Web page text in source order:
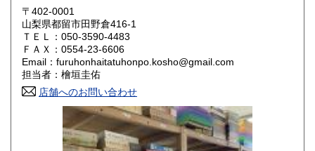
岡山県
山口県 800円
香川県 800円 愛媛県
高知県 800円
800円 長崎県
〒402-0001
山梨県都留市田野倉416-1
ＴＥＬ：050-3590-4483
ＦＡＸ：0554-23-6606
Email：furuhonhaitatuhonpo.kosho@gmail.com
担当者：檜垣圭佑
店舗へのお問い合わせ